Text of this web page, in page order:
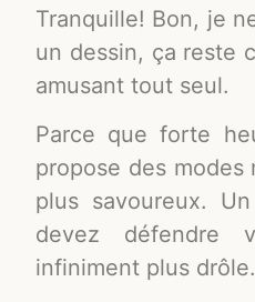
Tranquille! Bon, je
un dessin, ça reste
amusant tout seul.
Parce que forte
propose des modes
plus savoureux. Un
devez défendre
infiniment plus drôle.